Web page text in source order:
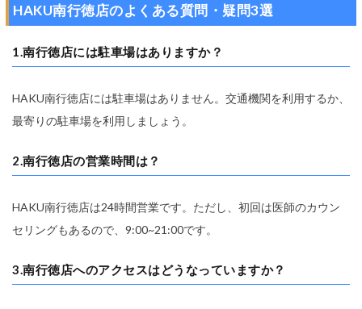
HAKU南行徳店のよくある質問・疑問3選
1.南行徳店には駐車場はありますか？
HAKU南行徳店には駐車場はありません。交通機関を利用するか、
最寄りの駐車場を利用しましょう。
2.南行徳店の営業時間は？
HAKU南行徳店は24時間営業です。ただし、初回は医師のカウン
セリングもあるので、9:00~21:00です。
3.南行徳店へのアクセスはどうなっていますか？